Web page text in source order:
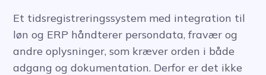
Et tidsregistreringssystem med integration til
løn og ERP håndterer persondata, fravær og
andre oplysninger, som kræver orden i både
adgang og dokumentation. Derfor er det ikke